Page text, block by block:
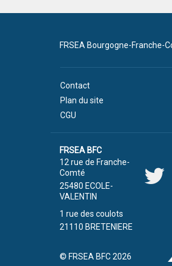
FRSEA Bourgogne-Franche-
Contact
Plan du site
CGU
FRSEA BFC
12 rue de Franche-
Comté
25480 ECOLE-
VALENTIN
1 rue des coulots
21110 BRETENIERE
© FRSEA BFC 2026